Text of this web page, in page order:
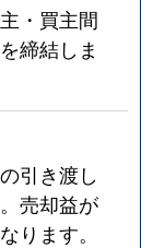
・買主間
締結しま
引き渡し
売却益が
ります。